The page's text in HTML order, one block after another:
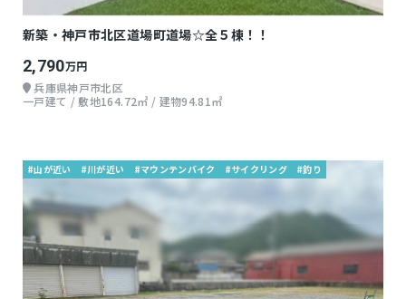
新築・神戸市北区道場町道場☆全５棟！！
2,790万円
兵庫県神戸市北区
一戸建て / 敷地164.72㎡ / 建物94.81㎡
#山が近い #川が近い #マウンテンバイク #サイクリング #釣り